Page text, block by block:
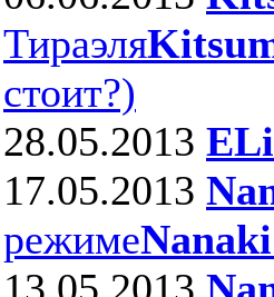
Тираэля
стоит?)
28.05.2013 ELi
17.05.2013
режиме